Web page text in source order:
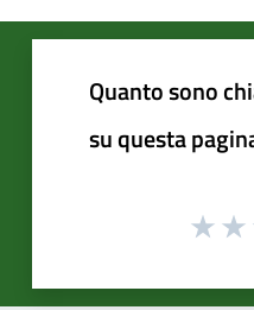
Quanto sono
su questa